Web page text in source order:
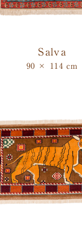
Salva
90 × 114 cm